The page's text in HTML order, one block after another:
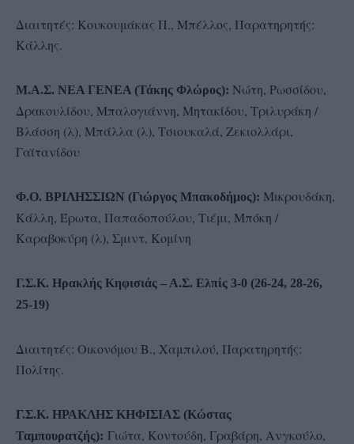
Διαιτητές: Κουκουμάκας Π., Μπέλλος, Παρατηρητής:
Κάλλης.
Μ.Α.Σ. ΝΕΑ ΓΕΝΕΑ (Τάκης Φλώρος): Νώτη, Ρωσσίδου,
Δρακουλίδου, Μπαλογιάννη, Μητακίδου, Τριλυράκη /
Βλάσση (λ), Μπάλλα (λ), Τσιουκαλά, Ζεκιολλάρι,
Γαϊτανίδου
Φ.Ο. ΒΡΙΛΗΣΣΙΩΝ (Γιώργος Μπακοδήμος): Mικρουδάκη,
Κάλλη, Έρωτα, Παπαδοπούλου, Τιέμι, Μπόκη /
Καραβοκύρη (λ), Σμιντ, Κομίνη
Γ.Σ.Κ. Ηρακλής Κηφισιάς – Α.Σ. Ελπίς 3-0 (26-24, 28-26,
25-19)
Διαιτητές: Οικονόμου Β., Χαμπιλού, Παρατηρητής:
Πολίτης.
Γ.Σ.Κ. ΗΡΑΚΛΗΣ ΚΗΦΙΣΙΑΣ (Κώστας
Ταμπουρατζής): Γιώτα, Κοντούδη, Γραβάρη, Ανγκούλο,